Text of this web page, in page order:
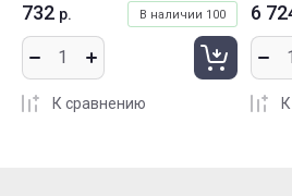
В наличии 100
732 р.
К сравнению
6